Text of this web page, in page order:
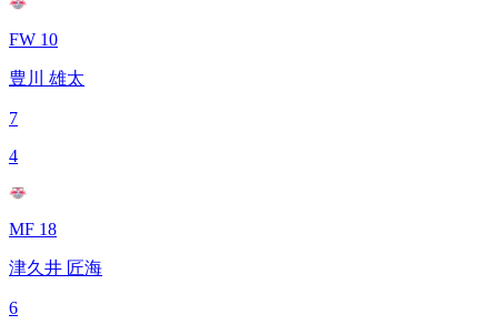
FW 10
豊川 雄太
7
4
MF 18
津久井 匠海
6